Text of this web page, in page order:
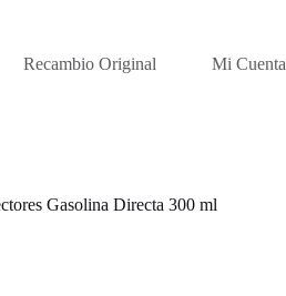
Recambio Original Mi Cuenta
Gasolina Directa 300 ml